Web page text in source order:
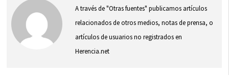
A través de "Otras fuentes" publicamos artículos
relacionados de otros medios, notas de prensa, o
artículos de usuarios no registrados en
Herencia.net